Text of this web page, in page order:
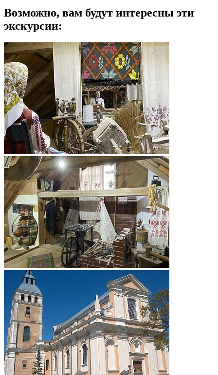
Возможно, вам будут интересны эти
экскурсии: